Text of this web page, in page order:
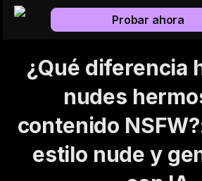
Probar ahora
¿Qué diferencia
nudes
contenido
estilo nude y